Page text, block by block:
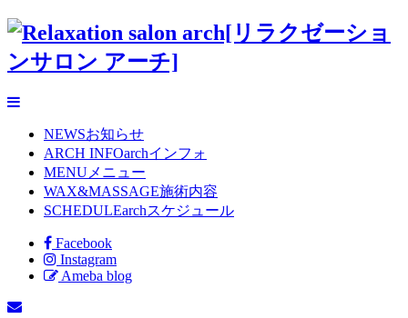
NEWSお知らせ
ARCH INFOarchインフォ
MENU メニュー
WAX&MASSAGE施術内容
SCHEDULEarchスケジュール
Facebook
Instagram
Ameba blog